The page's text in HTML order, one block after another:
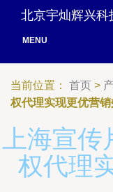
北京宇灿辉兴科
MENU
当前位置： 首页 >
权代理实现更优营
上海宣
权代理